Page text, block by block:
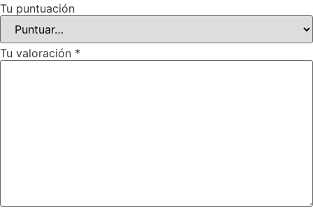
Tu puntuación
Tu valoración *